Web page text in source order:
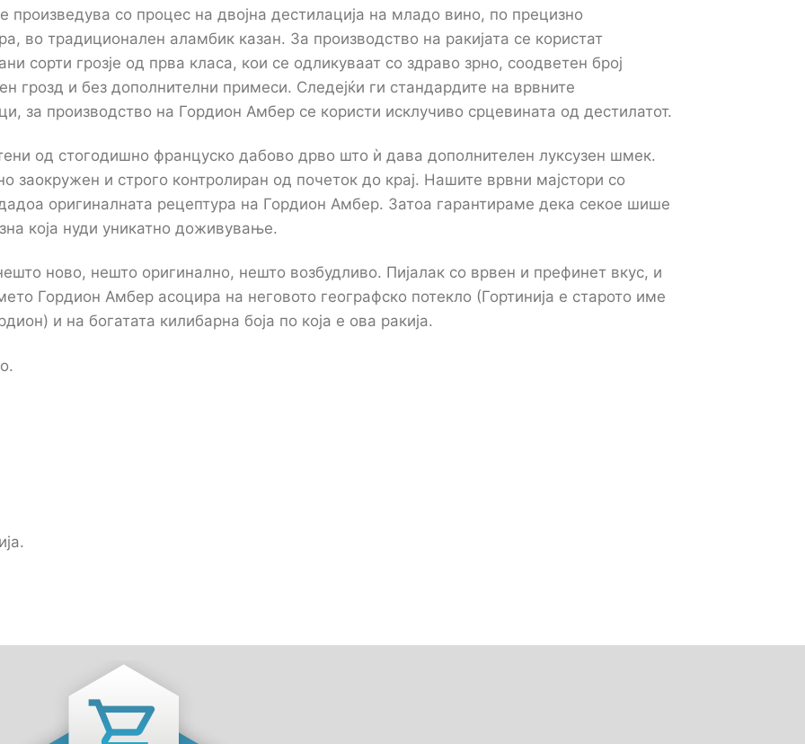
произведува со процес на двојна дестилација на младо вино, по прецизно
во традиционален аламбик казан. За производство на ракијата се користат
сорти грозје од прва класа, кои се одликуваат со здраво зрно, соодветен број
грозд и без дополнителни примеси. Следејќи ги стандардите на врвните
за производство на Гордион Амбер се користи исклучиво срцевината од дестилатот.
од стогодишно француско дабово дрво што ѝ дава дополнителен луксузен шмек.
заокружен и строго контролиран од почеток до крај. Нашите врвни мајстори со
оригиналната рецептура на Гордион Амбер. Затоа гарантираме дека секое шише
која нуди уникатно доживување.
ново, нешто оригинално, нешто возбудливо. Пијалак со врвен и префинет вкус, и
Гордион Амбер асоцира на неговото географско потекло (Гортинија е старото име
и на богатата килибарна боја по која е ова ракија.